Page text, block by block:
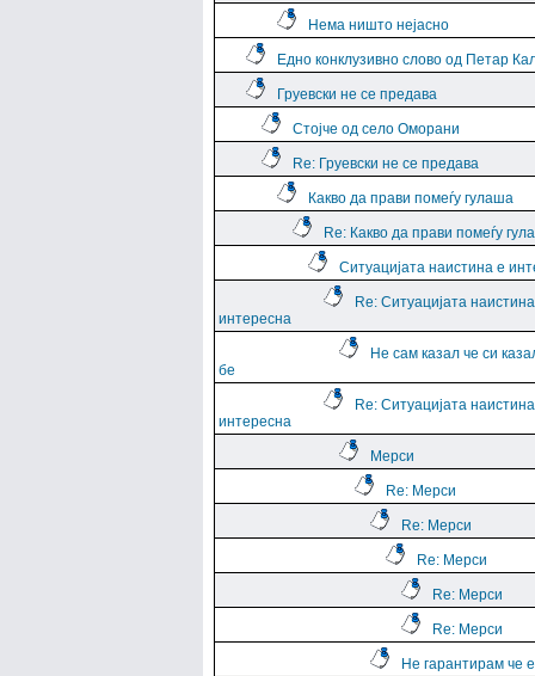
Нема ништо нејасно
Едно конклузивно слово од Петар
Груевски не се предава
Стојче од село Оморани
Re: Груевски не се предава
Какво да прави помеѓу гулаша
Re: Какво да прави помеѓу
Ситуацијата наистина е
Re: Ситуацијата
интересна
Не сам казал че си
бе
Re: Ситуацијата
интересна
Мерси
Re: Мерси
Re: Мерси
Re: Мерси
Re: Мерси
Re: Мерси
Не гарантирам че